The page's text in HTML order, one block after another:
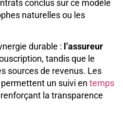
conclus sur ce modèle
naturelles ou les
durable : l’assureur
tandis que le
sources de revenus. Les
un suivi en temps
la transparence